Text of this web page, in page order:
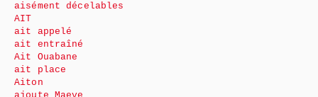
aisément décelables
AIT
ait appelé
ait entraîné
Ait Ouabane
ait place
Aiton